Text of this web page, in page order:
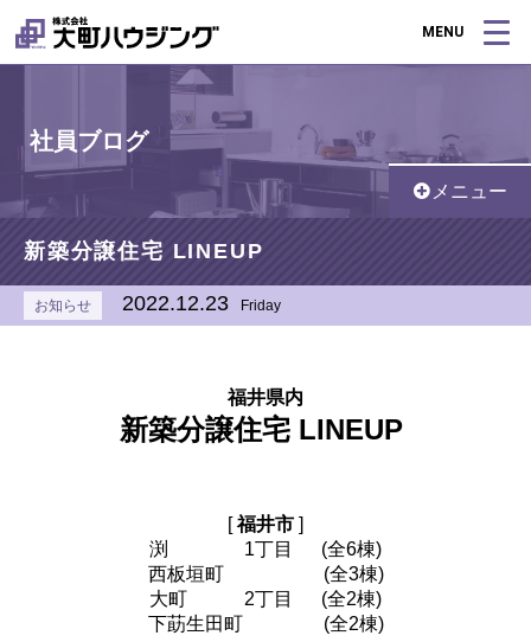
MENU
社員ブログ
メニュー
新築分譲住宅 LINEUP
お知らせ 2022.12.23 Friday
福井県内
新築分譲住宅 LINEUP
[福井市 ]
渕 1丁目 (全6棟)
西板垣町 (全3棟)
大町 2丁目 (全2棟)
下莇生田町 (全2棟)